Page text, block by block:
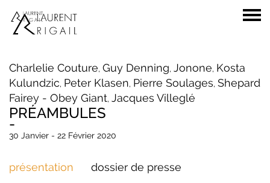
Charlelie Couture, Guy Denning, Jonone, Kosta
Kulundzic, Peter Klasen, Pierre Soulages, Shepard
Fairey - Obey Giant, Jacques Villeglé
PRÉAMBULES
-
30 Janvier - 22 Février 2020
présentation dossier de presse